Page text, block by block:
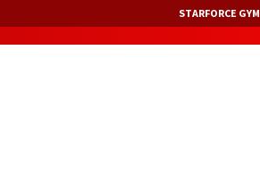
STARFORCE GYM